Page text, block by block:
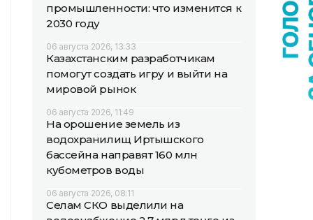
промышленности: что изменится к
2030 году
06 августа 2026, 13:33
Казахстанским разработчикам
помогут создать игру и выйти на
мировой рынок
06 августа 2026, 11:49
На орошение земель из
водохранилищ Иртышского
бассейна направят 160 млн
кубометров воды
06 августа 2026, 08:11
Селам СКО выделили на